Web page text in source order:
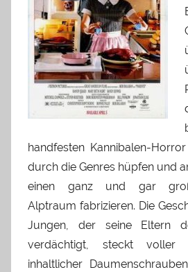
handfesten Kannibalen-
durch die Genres hüpfen und
einen ganz und gar
Alptraum fabrizieren. Die
Jungen, der seine Eltern
verdächtigt, steckt voller
inhaltlicher